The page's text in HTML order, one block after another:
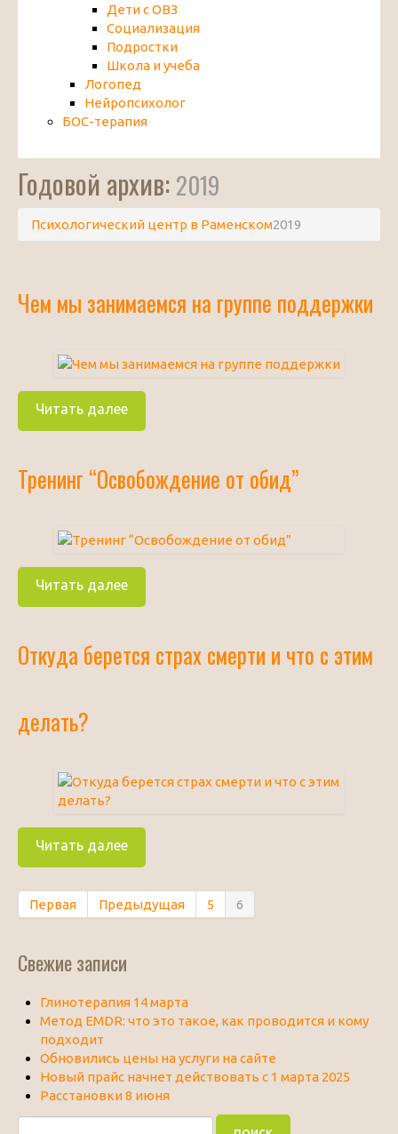
Дети с ОВЗ
Социализация
Подростки
Школа и учеба
Логопед
Нейропсихолог
БОС-терапия
Годовой архив: 2019
Психологический центр в Раменском2019
Чем мы занимаемся на группе поддержки
Читать далее
Тренинг “Освобождение от обид”
Читать далее
Откуда берется страх смерти и что с этим
делать?
Читать далее
Первая Предыдущая 5 6
Свежие записи
Глинотерапия 14 марта
Метод EMDR: что это такое, как проводится и кому
подходит
Обновились цены на услуги на сайте
Новый прайс начнет действовать с 1 марта 2025
Расстановки 8 июня